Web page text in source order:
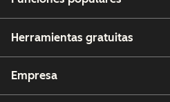
Herramientas gratuitas
Empresa